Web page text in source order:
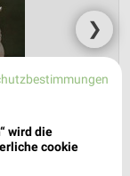
❯
wird die
cookie